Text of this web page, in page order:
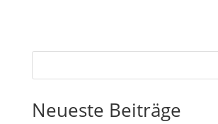
Neueste Beiträge